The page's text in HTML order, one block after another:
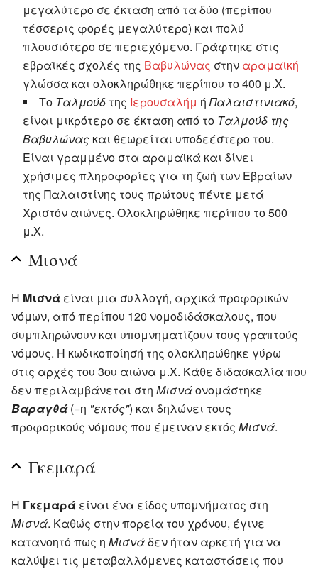
μεγαλύτερο σε έκταση από τα δύο (περίπου
τέσσερις φορές μεγαλύτερο) και πολύ
πλουσιότερο σε περιεχόμενο. Γράφτηκε στις
εβραϊκές σχολές της Βαβυλώνας στην αραμαϊκή
γλώσσα και ολοκληρώθηκε περίπου το 400 μ.Χ.
Το Ταλμούδ της Ιερουσαλήμ ή Παλαιστινιακό,
είναι μικρότερο σε έκταση από το Ταλμούδ της
Βαβυλώνας και θεωρείται υποδεέστερο του.
Είναι γραμμένο στα αραμαϊκά και δίνει
χρήσιμες πληροφορίες για τη ζωή των Εβραίων
της Παλαιστίνης τους πρώτους πέντε μετά
Χριστόν αιώνες. Ολοκληρώθηκε περίπου το 500
μ.Χ.
Μισνά
Η Μισνά είναι μια συλλογή, αρχικά προφορικών
νόμων, από περίπου 120 νομοδιδάσκαλους, που
συμπληρώνουν και υπομνηματίζουν τους γραπτούς
νόμους. Η κωδικοποίησή της ολοκληρώθηκε γύρω
στις αρχές του 3ου αιώνα μ.Χ. Κάθε διδασκαλία που
δεν περιλαμβάνεται στη Μισνάονομάστηκε
Βαραγθά(=η "εκτός") και δηλώνει τους
προφορικούς νόμους που έμειναν εκτός Μισνά.
Γκεμαρά
Η Γκεμαρά είναι ένα είδος υπομνήματος στη
Μισνά. Καθώς στην πορεία του χρόνου, έγινε
κατανοητό πως η Μισνάδεν ήταν αρκετή για να
καλύψει τις μεταβαλλόμενες καταστάσεις που